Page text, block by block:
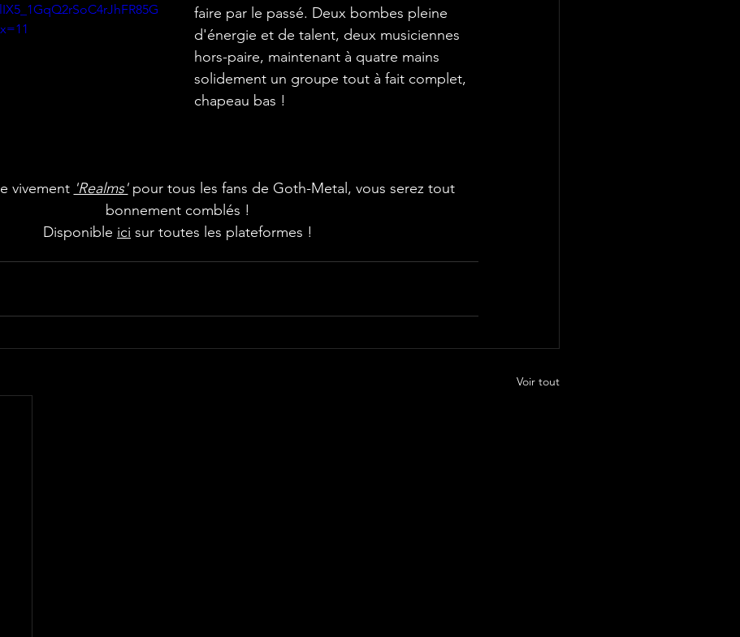
faire par le passé. Deux bombes pleine
d'énergie et de talent, deux musiciennes
hors-paire, maintenant à quatre mains
solidement un groupe tout à fait complet,
chapeau bas !
vivement 'Realms' pour tous les fans de Goth-Metal, vous serez tout
bonnement comblés !
Disponible ici sur toutes les plateformes !
Voir tout